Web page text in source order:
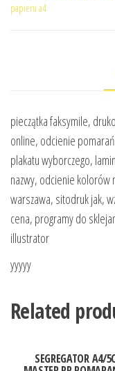
papieru a4
pieczątka faksymile,
online, odcienie
plakatu wyborczego,
nazwy, odcienie kolorów
warszawa, sitodruk jak,
cena, programy do
illustrator
yyyyy
Related
SEGREGATOR A4/